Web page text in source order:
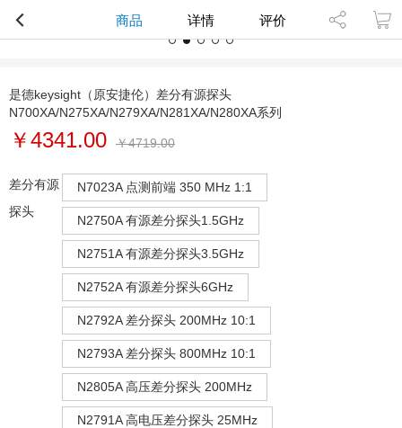
商品 详情 评价
是德keysight（原安捷伦）差分有源探头
N700XA/N275XA/N279XA/N281XA/N280XA系列
￥4341.00 ￥4719.00
差分有源
探头
N7023A 点测前端 350 MHz 1:1
N2750A 有源差分探头1.5GHz
N2751A 有源差分探头3.5GHz
N2752A 有源差分探头6GHz
N2792A 差分探头 200MHz 10:1
N2793A 差分探头 800MHz 10:1
N2805A 高压差分探头 200MHz
N2791A 高电压差分探头 25MHz